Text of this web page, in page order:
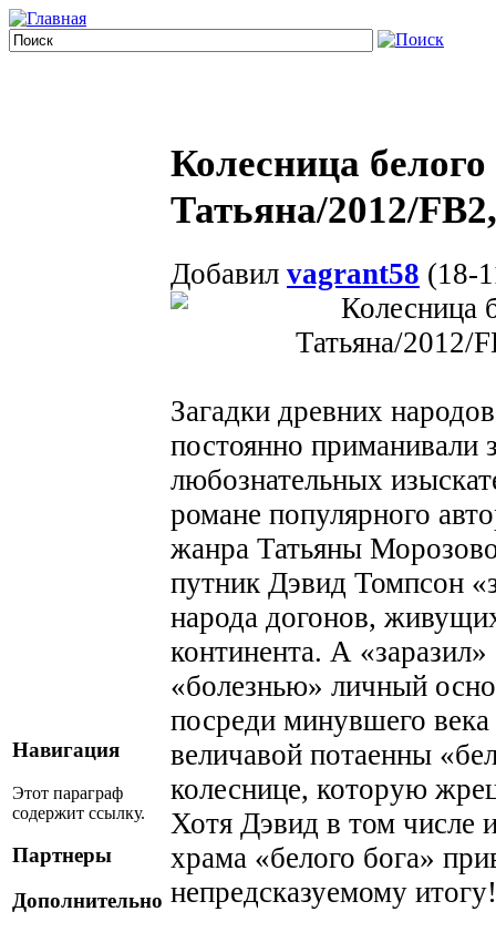
Навигация
Этот параграф
содержит ссылку.
Партнеры
Дополнительно
Колесница
Татьяна/2012/
Добавил vagrant58 (18-
Загадки древних
постоянно приманивали
любознательных
романе популярного
жанра Татьяны
путник Дэвид Томпсон
народа догонов,
континента. А
«болезнью» личный
посреди минувшего
величавой потаенны
колеснице, которую
Хотя Дэвид в том числе
храма «белого бога»
непредсказуемому